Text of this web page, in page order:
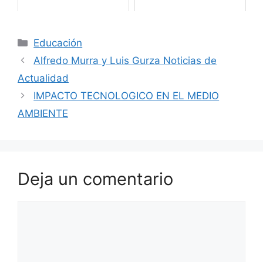
Categorías
Educación
Alfredo Murra y Luis Gurza Noticias de
Actualidad
IMPACTO TECNOLOGICO EN EL MEDIO
AMBIENTE
Deja un comentario